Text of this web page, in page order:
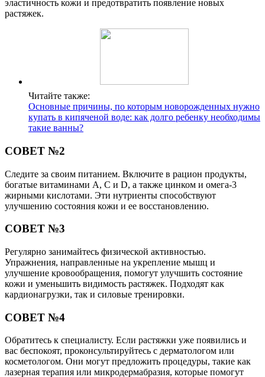
эластичность кожи и предотвратить появление новых
растяжек.
Читайте также:
Основные причины, по которым новорожденных нужно
купать в кипяченой воде: как долго ребенку необходимы
такие ванны?
СОВЕТ №2
Следите за своим питанием. Включите в рацион продукты,
богатые витаминами A, C и D, а также цинком и омега-3
жирными кислотами. Эти нутриенты способствуют
улучшению состояния кожи и ее восстановлению.
СОВЕТ №3
Регулярно занимайтесь физической активностью.
Упражнения, направленные на укрепление мышц и
улучшение кровообращения, помогут улучшить состояние
кожи и уменьшить видимость растяжек. Подходят как
кардионагрузки, так и силовые тренировки.
СОВЕТ №4
Обратитесь к специалисту. Если растяжки уже появились и
вас беспокоят, проконсультируйтесь с дерматологом или
косметологом. Они могут предложить процедуры, такие как
лазерная терапия или микродермабразия, которые помогут